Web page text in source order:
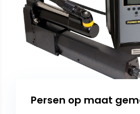
Persen op maat